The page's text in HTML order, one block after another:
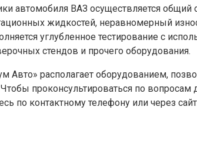
автомобиля ВАЗ осуществляется
жидкостей, неравномерный
углубленное тестирование с
стендов и прочего оборудования.
Авто» располагает оборудованием,
проконсультироваться по вопросам
по контактному телефону или через